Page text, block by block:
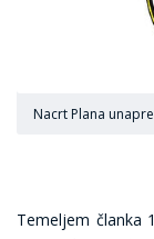
Nacrt Plana
Temeljem članka